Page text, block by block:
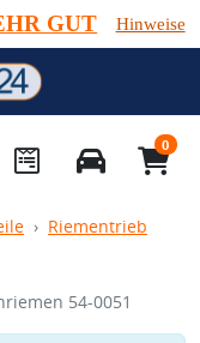
GUT Hinweise
0
Riementrieb
54-0051